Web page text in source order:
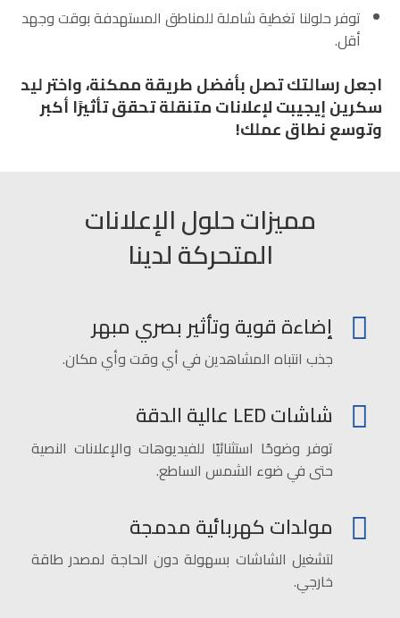
توفر حلولنا تغطية شاملة للمناطق المستهدفة بوقت وجهد
أقل.
اجعل رسالتك تصل بأفضل طريقة ممكنة، واختر ليد
سكرين إيجيبت لإعلانات متنقلة تحقق تأثيرًا أكبر
وتوسع نطاق عملك!
مميزات حلول الإعلانات
المتحركة لدينا
إضاءة قوية وتأثير بصري مبهر
جذب انتباه المشاهدين في أي وقت وأي مكان.
شاشات LED عالية الدقة
توفر وضوحًا استثنائيًا للفيديوهات والإعلانات النصية
حتى في ضوء الشمس الساطع.
مولدات كهربائية مدمجة
لتشغيل الشاشات بسهولة دون الحاجة لمصدر طاقة
خارجي.